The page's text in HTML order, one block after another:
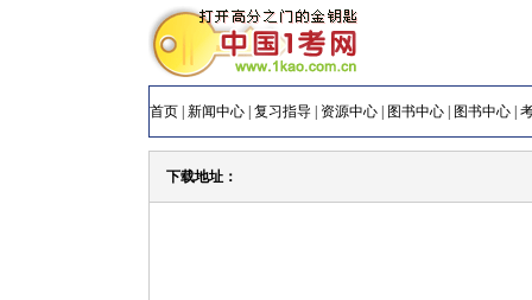
首页 新闻中心 复习指导 资源中心 图书中心 图书中心
下载地址：